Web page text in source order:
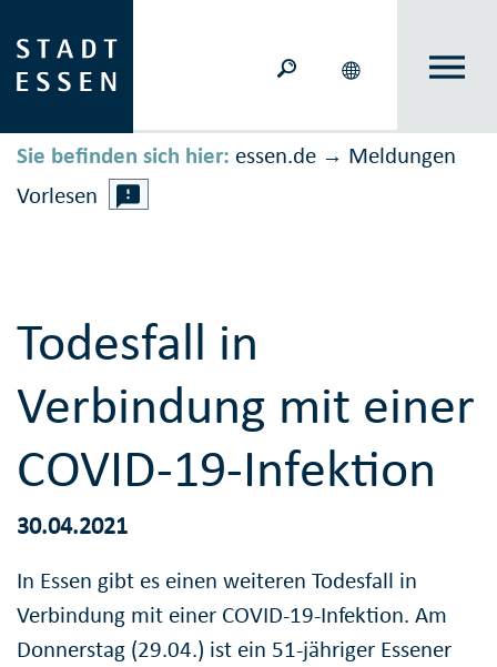
Sie befinden sich hier: essen.de → Meldungen
Vorlesen
Todesfall in
Verbindung mit einer
COVID-19-Infektion
30.04.2021
In Essen gibt es einen weiteren Todesfall in
Verbindung mit einer COVID-19-Infektion. Am
Donnerstag (29.04.) ist ein 51-jähriger Essener